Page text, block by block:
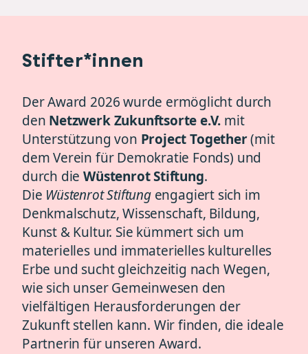
Stifter*innen
Der Award 2026 wurde ermöglicht durch
den Netzwerk Zukunftsorte e.V. mit
Unterstützung von Project Together(mit
dem Verein für Demokratie Fonds) und
durch dieWüstenrot Stiftung.
Die Wüstenrot Stiftung engagiert sich im
Denkmalschutz, Wissenschaft, Bildung,
Kunst & Kultur. Sie kümmert sich um
materielles und immaterielles kulturelles
Erbe und sucht gleichzeitig nach Wegen,
wie sich unser Gemeinwesen den
vielfältigen Herausforderungen der
Zukunft stellen kann. Wir finden, die ideale
Partnerin für unseren Award.